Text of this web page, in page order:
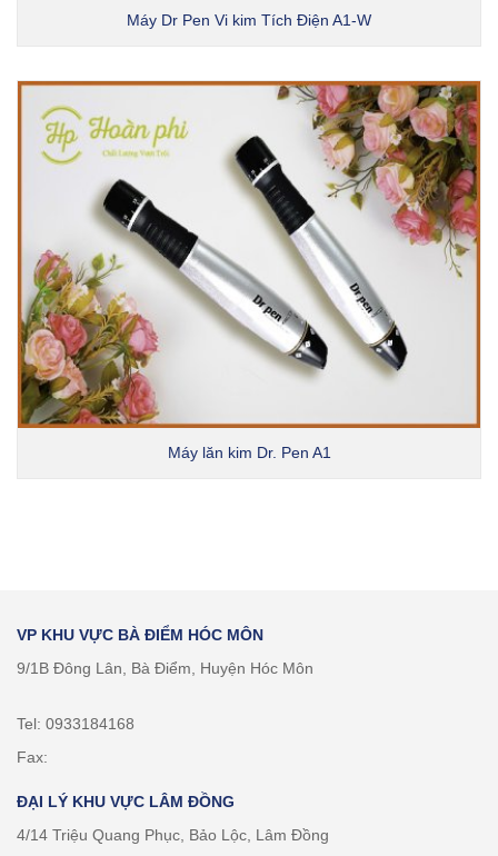
Máy Dr Pen Vi kim Tích Điện A1-W
Máy lăn kim Dr. Pen A1
VP KHU VỰC BÀ ĐIỂM HÓC MÔN
9/1B Đông Lân, Bà Điểm, Huyện Hóc Môn
Tel: 0933184168
Fax:
ĐẠI LÝ KHU VỰC LÂM ĐỒNG
4/14 Triệu Quang Phục, Bảo Lộc, Lâm Đồng